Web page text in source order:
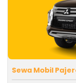
Sewa Mobil